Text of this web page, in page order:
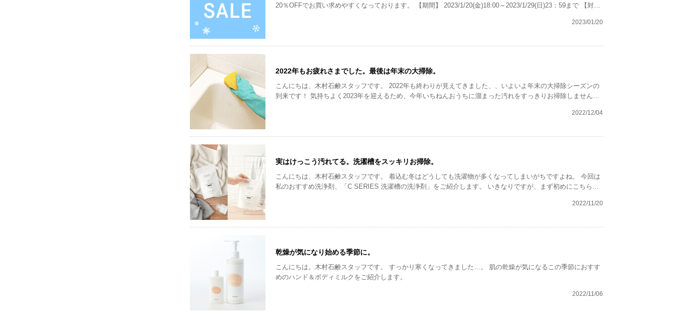
20％OFFでお買い求めやすくなっております。 【期間】 2023/1/20(金)18:00～2023/1/29(日)23：59まで 【対象
2023/01/20
2022年もお疲れさまでした。最後は年末の大掃除。
こんにちは、木村石鹸スタッフです。 2022年も終わりが見えてきました、、いよいよ年末の大掃除シーズンの
到来です！ 気持ちよく2023年を迎えるため、今年いちねんおうちに溜まった汚れをすっきりお掃除しません
2022/12/04
実はけっこう汚れてる。洗濯槽をスッキリお掃除。
こんにちは、木村石鹸スタッフです。 着込む冬はどうしても洗濯物が多くなってしまいがちですよね。 今回は
私のおすすめ洗浄剤、「C SERIES 洗濯槽の洗浄剤」をご紹介します。 いきなりですが、まず初めにこちらの
2022/11/20
乾燥が気になり始める季節に。
こんにちは。木村石鹸スタッフです。 すっかり寒くなってきました…。 肌の乾燥が気になるこの季節におすす
めのハンド＆ボディミルクをご紹介します。
2022/11/06